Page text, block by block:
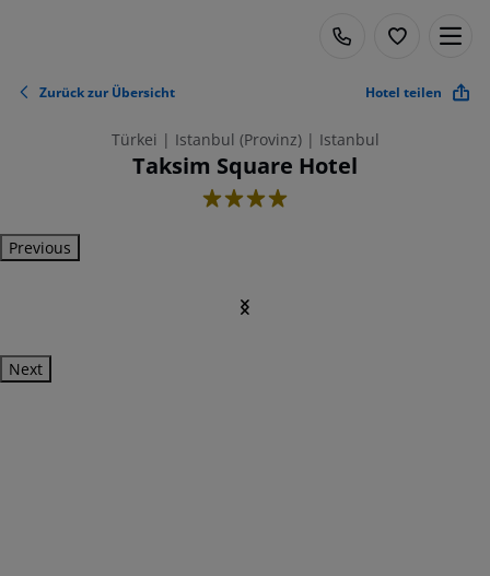
Zurück zur Übersicht Hotel teilen
Türkei | Istanbul (Provinz) | Istanbul
Taksim Square Hotel
4
Previous
Next